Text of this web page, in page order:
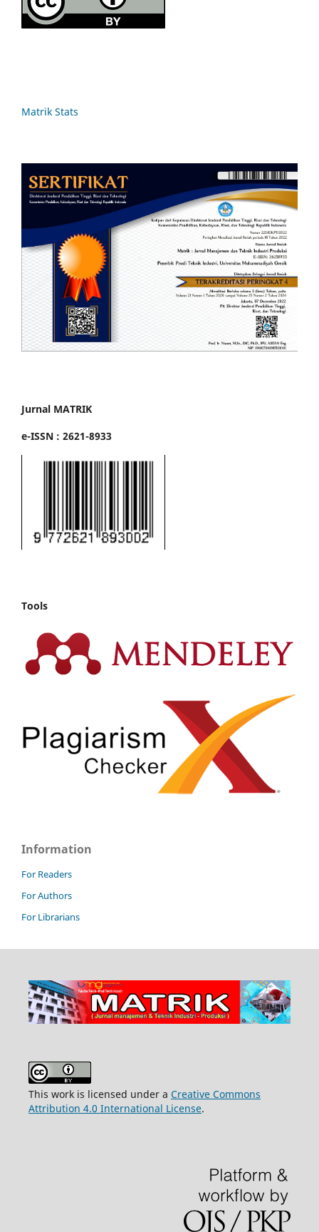
Matrik Stats
Jurnal MATRIK
e-ISSN : 2621-8933
Tools
Information
For Readers
For Authors
For Librarians
This work is licensed under a Creative Commons
Attribution 4.0 International License.